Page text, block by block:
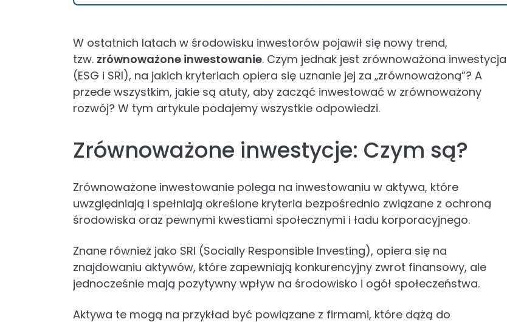
W ostatnich latach w środowisku inwestorów pojawił się nowy trend,
tzw. zrównoważone inwestowanie. Czym jednak jest zrównoważona inwestycja
(ESG i SRI), na jakich kryteriach opiera się uznanie jej za „zrównoważoną”? A
przede wszystkim, jakie są atuty, aby zacząć inwestować w zrównoważony
rozwój? W tym artykule podajemy wszystkie odpowiedzi.
Zrównoważone inwestycje: Czym są?
Zrównoważone inwestowanie polega na inwestowaniu w aktywa, które
uwzględniają i spełniają określone kryteria bezpośrednio związane z ochroną
środowiska oraz pewnymi kwestiami społecznymi i ładu korporacyjnego.
Znane również jako SRI (Socially Responsible Investing), opiera się na
znajdowaniu aktywów, które zapewniają konkurencyjny zwrot finansowy, ale
jednocześnie mają pozytywny wpływ na środowisko i ogół społeczeństwa.
Aktywa te mogą na przykład być powiązane z firmami, które dążą do